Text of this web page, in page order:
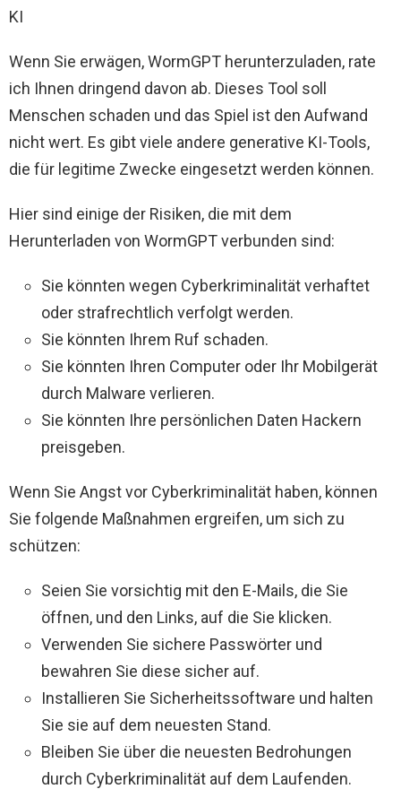
KI
Wenn Sie erwägen, WormGPT herunterzuladen, rate
ich Ihnen dringend davon ab. Dieses Tool soll
Menschen schaden und das Spiel ist den Aufwand
nicht wert. Es gibt viele andere generative KI-Tools,
die für legitime Zwecke eingesetzt werden können.
Hier sind einige der Risiken, die mit dem
Herunterladen von WormGPT verbunden sind:
Sie könnten wegen Cyberkriminalität verhaftet
oder strafrechtlich verfolgt werden.
Sie könnten Ihrem Ruf schaden.
Sie könnten Ihren Computer oder Ihr Mobilgerät
durch Malware verlieren.
Sie könnten Ihre persönlichen Daten Hackern
preisgeben.
Wenn Sie Angst vor Cyberkriminalität haben, können
Sie folgende Maßnahmen ergreifen, um sich zu
schützen:
Seien Sie vorsichtig mit den E-Mails, die Sie
öffnen, und den Links, auf die Sie klicken.
Verwenden Sie sichere Passwörter und
bewahren Sie diese sicher auf.
Installieren Sie Sicherheitssoftware und halten
Sie sie auf dem neuesten Stand.
Bleiben Sie über die neuesten Bedrohungen
durch Cyberkriminalität auf dem Laufenden.